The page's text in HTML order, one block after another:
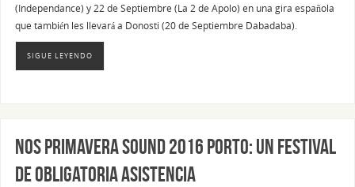
(Independance) y 22 de Septiembre (La 2 de Apolo) en una gira española
que también les llevará a Donosti (20 de Septiembre Dabadaba).
SIGUE LEYENDO
NOS Primavera Sound 2016 Porto: Un festival
de obligatoria asistencia